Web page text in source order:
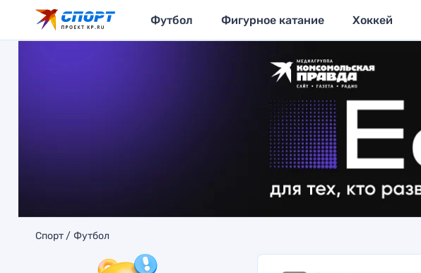
Футбол Фигурное катание Хоккей
Спорт Футбол